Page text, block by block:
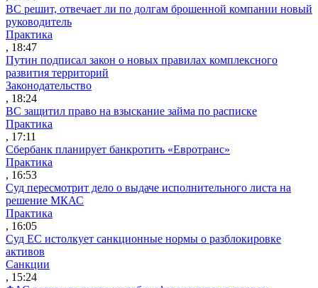
ВС решит, отвечает ли по долгам брошенной компании новый
руководитель
Практика
, 18:47
Путин подписал закон о новых правилах комплексного
развития территорий
Законодательство
, 18:24
ВС защитил право на взыскание займа по расписке
Практика
, 17:11
Сбербанк планирует банкротить «Евротранс»
Практика
, 16:53
Суд пересмотрит дело о выдаче исполнительного листа на
решение МКАС
Практика
, 16:05
Суд ЕС истолкует санкционные нормы о разблокировке
активов
Санкции
, 15:24